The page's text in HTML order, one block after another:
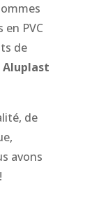
PVC
de
Aluplast
de
avons